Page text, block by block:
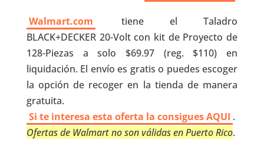
Walmart.com
tiene el Taladro
BLACK+DECKER 20-Volt con kit de Proyecto de
128-Piezas a solo $69.97 (reg. $110) en
liquidación. El envío es gratis o puedes escoger
la opción de recoger en la tienda de manera
gratuita.
Si te interesa esta oferta la consigues AQUI .
Ofertas de Walmart no son válidas en Puerto Rico.